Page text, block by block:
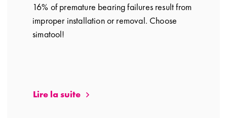
16% of premature bearing failures result from
improper installation or removal. Choose
simatool!
Lire la suite